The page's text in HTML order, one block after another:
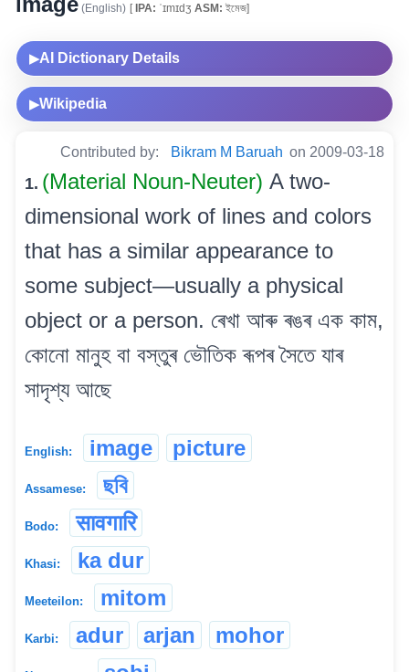
(English) [IPA: ˈɪmɪdʒ ASM: ইমেজ]
▶AI Dictionary Details
▶Wikipedia
Contributed by: Bikram M Baruah on 2009-03-18
1. (Material Noun-Neuter) A two-
dimensional work of lines and colors
that has a similar appearance to
some subject—usually a physical
object or a person. ৰেখা আৰু ৰঙৰ এক কাম,
কোনো মানুহ বা বস্তুৰ ভৌতিক ৰূপৰ সৈতে যাৰ
সাদৃশ্য আছে
English: image picture
Assamese: ছবি
Bodo: सावगारि
Khasi: ka dur
Meeteilon: mitom
Karbi: adur arjan mohor